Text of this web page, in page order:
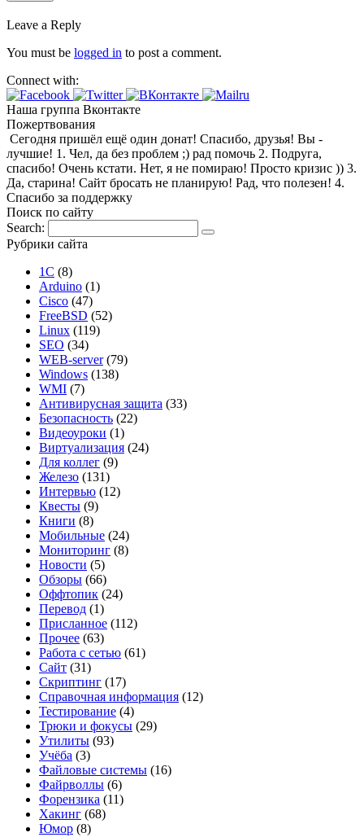
Leave a Reply
You must be logged in to post a comment.
Connect with:
Наша группа Вконтакте
Пожертвования
Сегодня пришёл ещё один донат! Спасибо, друзья! Вы -
лучшие! 1. Чел, да без проблем ;) рад помочь 2. Подруга,
спасибо! Очень кстати. Нет, я не помираю! Просто кризис )) 3.
Да, старина! Сайт бросать не планирую! Рад, что полезен! 4.
Спасибо за поддержку
Поиск по сайту
Search:
Рубрики сайта
1С (8)
Arduino (1)
Cisco (47)
FreeBSD (52)
Linux (119)
SEO (34)
WEB-server(79)
Windows (138)
WMI (7)
Антивирусная защита (33)
Безопасность (22)
Видеоуроки (1)
Виртуализация (24)
Для коллег (9)
Железо (131)
Интервью (12)
Квесты (9)
Книги (8)
Мобильные (24)
Мониторинг (8)
Новости (5)
Обзоры (66)
Оффтопик (24)
Перевод (1)
Присланное (112)
Прочее (63)
Работа с сетью (61)
Сайт (31)
Скриптинг (17)
Справочная информация (12)
Тестирование (4)
Трюки и фокусы (29)
Утилиты (93)
Учёба (3)
Файловые системы (16)
Файрволлы (6)
Форензика (11)
Хакинг (68)
Юмор (8)